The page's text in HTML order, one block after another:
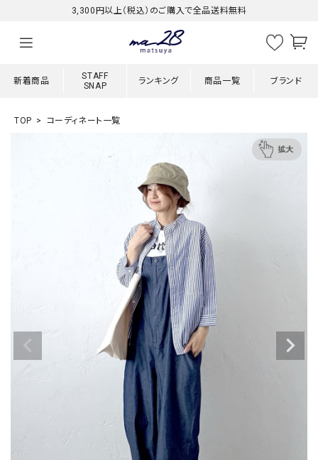
3,300円以上（税込）のご購入で全品送料無料
新着商品
STAFF
SNAP
ランキング 商品一覧 ブランド
TOP コーディネート一覧